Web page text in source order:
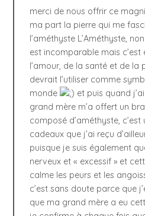
merci de nous offrir ce
ma part la pierre qui me
l’améthyste L’Améthyste,
est incomparable mais
l’amour, de la santé et de la
devrait l’utiliser comme
monde
et puis quand
grand mère m’a offert un
composé d’améthyste,
cadeaux que j’ai reçu
puisque je suis également
nerveux et « excessif » et
calme les peurs et les
c’est sans doute parce que
que ma grand mère a eu